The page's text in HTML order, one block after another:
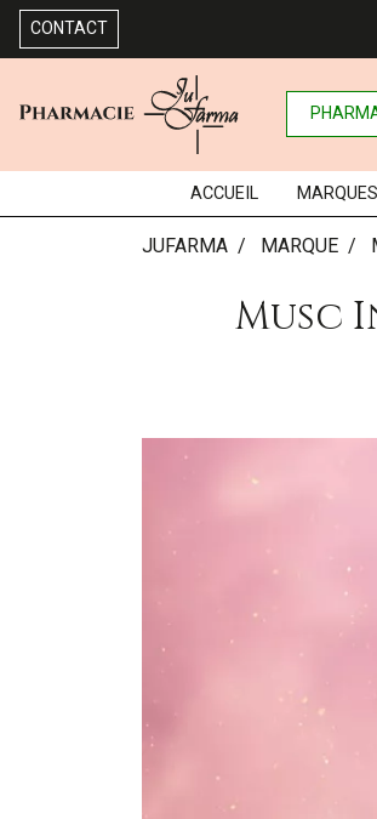
CONTACT
ACCUEIL MARQUES
JUFARMA MARQUE
Musc